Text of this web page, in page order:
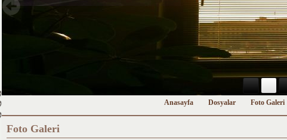
Anasayfa Dosyalar Foto Galeri
Foto Galeri